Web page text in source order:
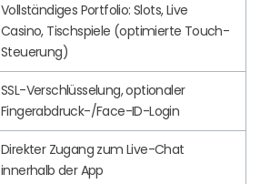
Vollständiges Portfolio: Slots, Live
Casino, Tischspiele (optimierte Touch-
Steuerung)
SSL-Verschlüsselung, optionaler
Fingerabdruck-/Face-ID-Login
Direkter Zugang zum Live-Chat
innerhalb der App